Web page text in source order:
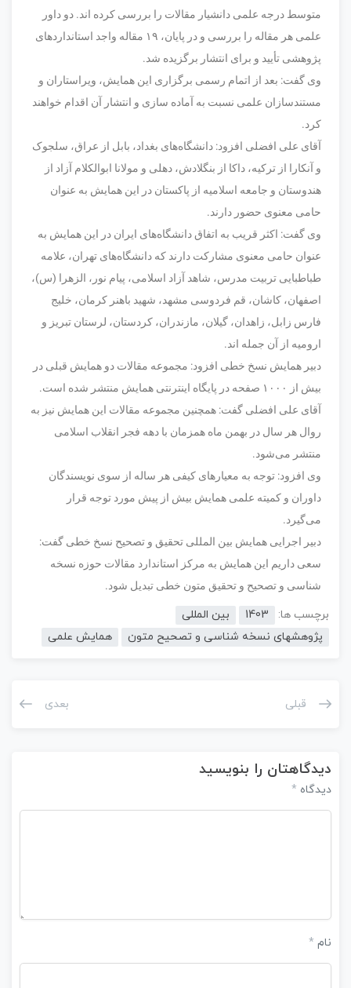
متوسط درجه علمی دانشیار مقالات را بررسی کرده اند. دو داور
علمی هر مقاله را بررسی و در پایان، ۱۹ مقاله واجد استاندارد‌های
پژوهشی تأیید و برای انتشار برگزیده شد.
وی گفت: بعد از اتمام رسمی برگزاری این همایش، ویراستاران و
مستندسازان علمی نسبت به آماده سازی و انتشار آن اقدام خواهند
کرد.
آقای علی افضلی افزود: دانشگاه‌های بغداد، بابل از عراق، سلجوک
و آنکارا از ترکیه، داکا از بنگلادش، دهلی و مولانا ابوالکلام آزاد از
هندوستان و جامعه اسلامیه از پاکستان در این همایش به عنوان
حامی معنوی حضور دارند.
وی گفت: اکثر قریب به اتفاق دانشگاه‌های ایران در این همایش به
عنوان حامی معنوی مشارکت دارند که دانشگاه‌های تهران، علامه
طباطبایی تربیت مدرس، شاهد آزاد اسلامی، پیام نور، الزهرا (س)،
اصفهان، کاشان، قم فردوسی مشهد، شهید باهنر کرمان، خلیج
فارس زابل، زاهدان، گیلان، مازندران، کردستان، لرستان تبریز و
ارومیه از آن جمله اند.
دبیر همایش نسخ خطی افزود: مجموعه مقالات دو همایش قبلی در
بیش از ۱۰۰۰ صفحه در پایگاه اینترنتی همایش منتشر شده است.
آقای علی افضلی گفت: همچنین مجموعه مقالات این همایش نیز به
روال هر سال در بهمن ماه همزمان با دهه فجر انقلاب اسلامی
منتشر می‌شود.
وی افزود: توجه به معیار‌های کیفی هر ساله از سوی نویسندگان
داوران و کمیته علمی همایش بیش از پیش مورد توجه قرار
می‌گیرد.
دبیر اجرایی همایش بین المللی تحقیق و تصحیح نسخ خطی گفت:
سعی داریم این همایش به مرکز استاندارد مقالات حوزه نسخه
شناسی و تصحیح و تحقیق متون خطی تبدیل شود.
برچسب ها: 1403
بین المللی
پژوهشهای نسخه شناسی و تصحیح متون
همایش علمی
قبلی بعدی
دیدگاهتان را بنویسید
دیدگاه *
نام *